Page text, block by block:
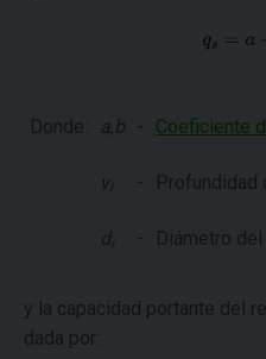
Donde: a,b - Coeficiente
v - Profundidad
d - Diámetro
y la capacidad portante del
dada por: